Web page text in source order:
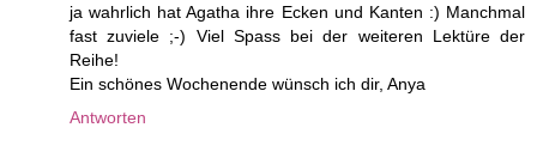
ja wahrlich hat Agatha ihre Ecken und Kanten :) Manchmal
fast zuviele ;-) Viel Spass bei der weiteren Lektüre der
Reihe!
Ein schönes Wochenende wünsch ich dir, Anya
Antworten